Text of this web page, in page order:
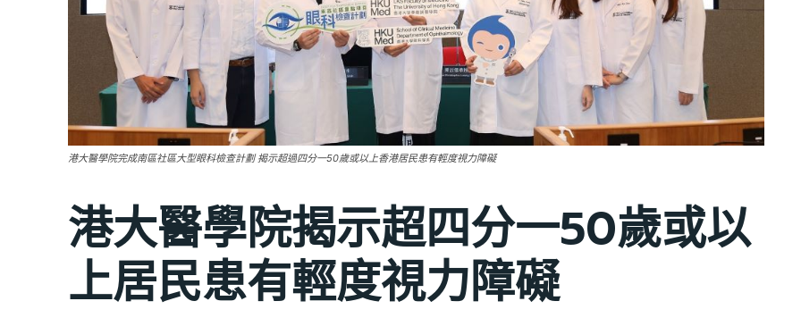
港大醫學院完成南區社區大型眼科檢查計劃 揭示超過四分一50歲或以上香港居民患有輕度視力障礙
港大醫學院揭示超四分一50歲或以
上居民患有輕度視力障礙